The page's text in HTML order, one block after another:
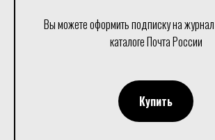
Вы можете оформить подписку на
каталоге Почта России
Купить